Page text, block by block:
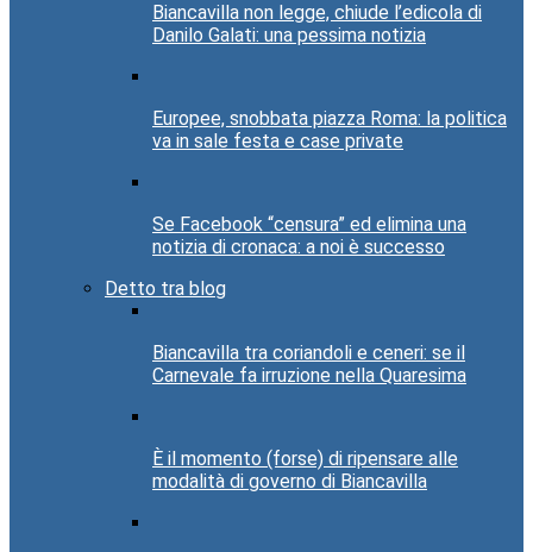
Biancavilla non legge, chiude l’edicola di
Danilo Galati: una pessima notizia
Europee, snobbata piazza Roma: la politica
va in sale festa e case private
Se Facebook “censura” ed elimina una
notizia di cronaca: a noi è successo
Detto tra blog
Biancavilla tra coriandoli e ceneri: se il
Carnevale fa irruzione nella Quaresima
È il momento (forse) di ripensare alle
modalità di governo di Biancavilla